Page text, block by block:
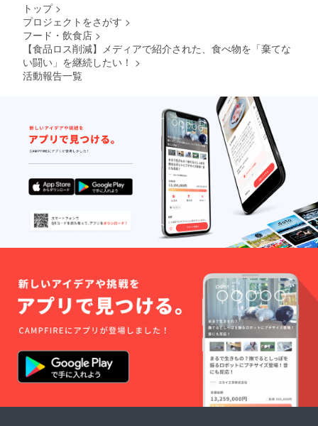
（ニッ
クネー
URL、
または
掲載＆
掲示辞
退の旨
のご記
載をお
願いい
たしま
す。 ※
バナー
配置を
ご希望
の場
日改め
て画像
データ
をメー
ルにて
お送り
いただ
きます
ので、
でに画
像をご
用意く
ページ
にリン
ご希望
のSNS
などの1
年間応
援（い
い
ね！、
フォ
ロー、
リツ
イート
など）
・お名
前を店
示
（プラ
イバ
シー保
護の観
点よ
り、
ニック
ネーム
名、掲
示の辞
退も可
トップ >
プロジェクトをさがす >
フード・飲食店 >
【食品ロス削減】メディアで紹介された、食べ物を「棄てな
い闘い」を継続したい！ >
活動報告一覧